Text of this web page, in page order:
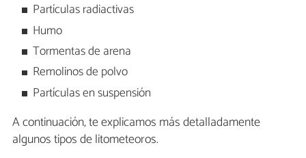
Partículas radiactivas
Humo
Tormentas de arena
Remolinos de polvo
Partículas en suspensión
A continuación, te explicamos más detalladamente
algunos tipos de litometeoros.